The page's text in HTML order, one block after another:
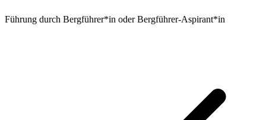
Führung durch Bergführer*in oder Bergführer-Aspirant*in